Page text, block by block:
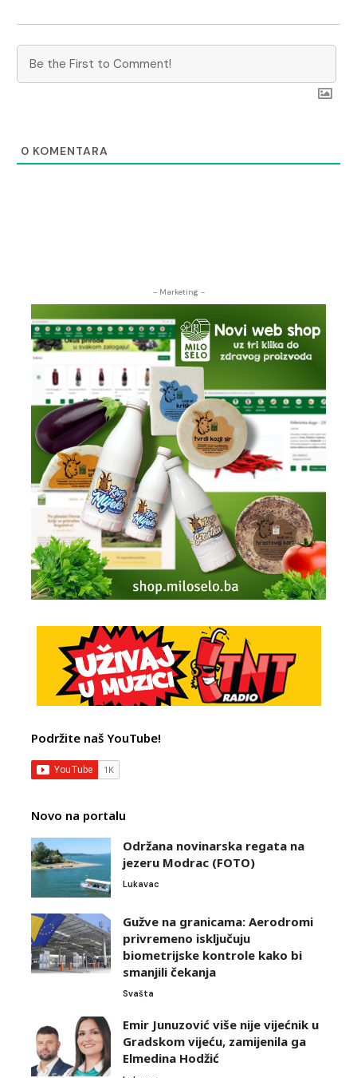
0 KOMENTARA
- Marketing -
Podržite naš YouTube!
Novo na portalu
Održana novinarska regata na
jezeru Modrac (FOTO)
Lukavac
Gužve na granicama: Aerodromi
privremeno isključuju
biometrijske kontrole kako bi
smanjili čekanja
Svašta
Emir Junuzović više nije vijećnik u
Gradskom vijeću, zamijenila ga
Elmedina Hodžić